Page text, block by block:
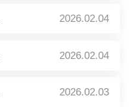
2026.02.04
2026.02.04
2026.02.03